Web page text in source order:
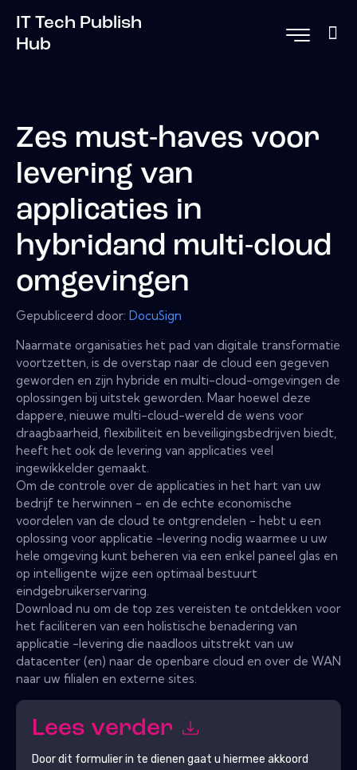
IT Tech Publish
Hub
Zes must-haves voor
levering van
applicaties in
hybridand multi-cloud
omgevingen
Gepubliceerd door: DocuSign
Naarmate organisaties het pad van digitale transformatie
voortzetten, is de overstap naar de cloud een gegeven
geworden en zijn hybride en multi-cloud-omgevingen de
oplossingen bij uitstek geworden. Maar hoewel deze
dappere, nieuwe multi-cloud-wereld de wens voor
draagbaarheid, flexibiliteit en beveiligingsbedrijven biedt,
heeft het ook de levering van applicaties veel
ingewikkelder gemaakt.
Om de controle over de applicaties in het hart van uw
bedrijf te herwinnen - en de echte economische
voordelen van de cloud te ontgrendelen - hebt u een
oplossing voor applicatie -levering nodig waarmee u uw
hele omgeving kunt beheren via een enkel paneel glas en
op intelligente wijze een optimaal bestuurt
eindgebruikerservaring.
Download nu om de top zes vereisten te ontdekken voor
het faciliteren van een holistische benadering van
applicatie -levering die naadloos uitstrekt van uw
datacenter (en) naar de openbare cloud en over de WAN
naar uw filialen en externe sites.
Lees verder
Door dit formulier in te dienen gaat u hiermee akkoord